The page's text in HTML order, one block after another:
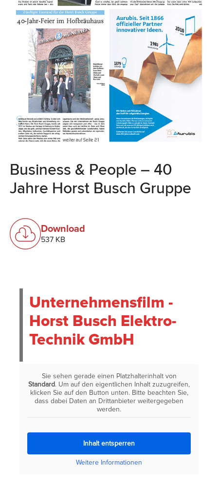
Business & People – 40
Jahre Horst Busch Gruppe
Download
537 KB
Unternehmensfilm -
Horst Busch Elektro-
Technik GmbH
Sie sehen gerade einen Platzhalterinhalt von
Standard. Um auf den eigentlichen Inhalt zuzugreifen,
klicken Sie auf den Button unten. Bitte beachten Sie,
dass dabei Daten an Drittanbieter weitergegeben
werden.
Inhalt entsperren
Weitere Informationen